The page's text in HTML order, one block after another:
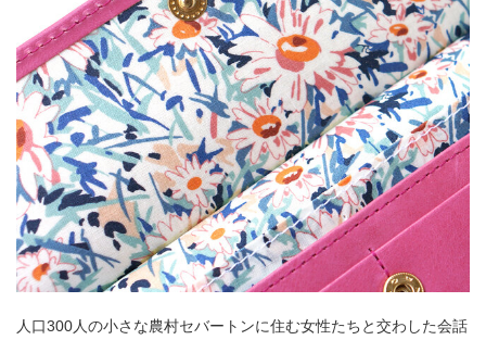
人口300人の小さな農村セバートンに住む女性たちと交わした会話